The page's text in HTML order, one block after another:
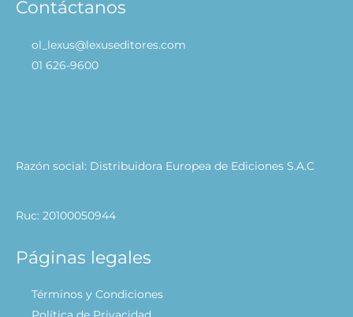
Contáctanos
ol_lexus@lexuseditores.com
01 626-9600
Razón social: Distribuidora Europea de Ediciones S.A.C
Ruc: 20100050944
Páginas legales
Términos y Condiciones